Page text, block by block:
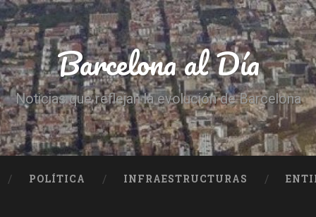
Barcelona al Día
Noticias que reflejan la evolución de Barcelona
POLÍTICA INFRAESTRUCTURAS